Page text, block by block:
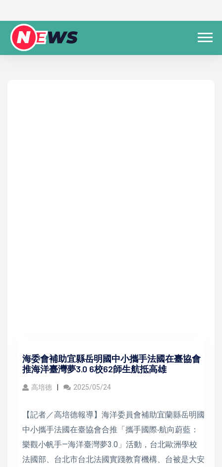
海委會補助宜縣岳明國中小攜手法國在臺協會
推海洋臺灣夢3.0 6校62師生航抵高雄
高培德 2025/05/24
【記者／高培德報導】海洋委員會補助宜蘭縣岳明國
中小攜手法國在臺協會合推「攜手國際‧航向蔚藍：
樂觀小帆手—海洋臺灣夢3.0」活動，台北歐洲學校
法國部、台北市台北法國實踐教育機構、台被是大安